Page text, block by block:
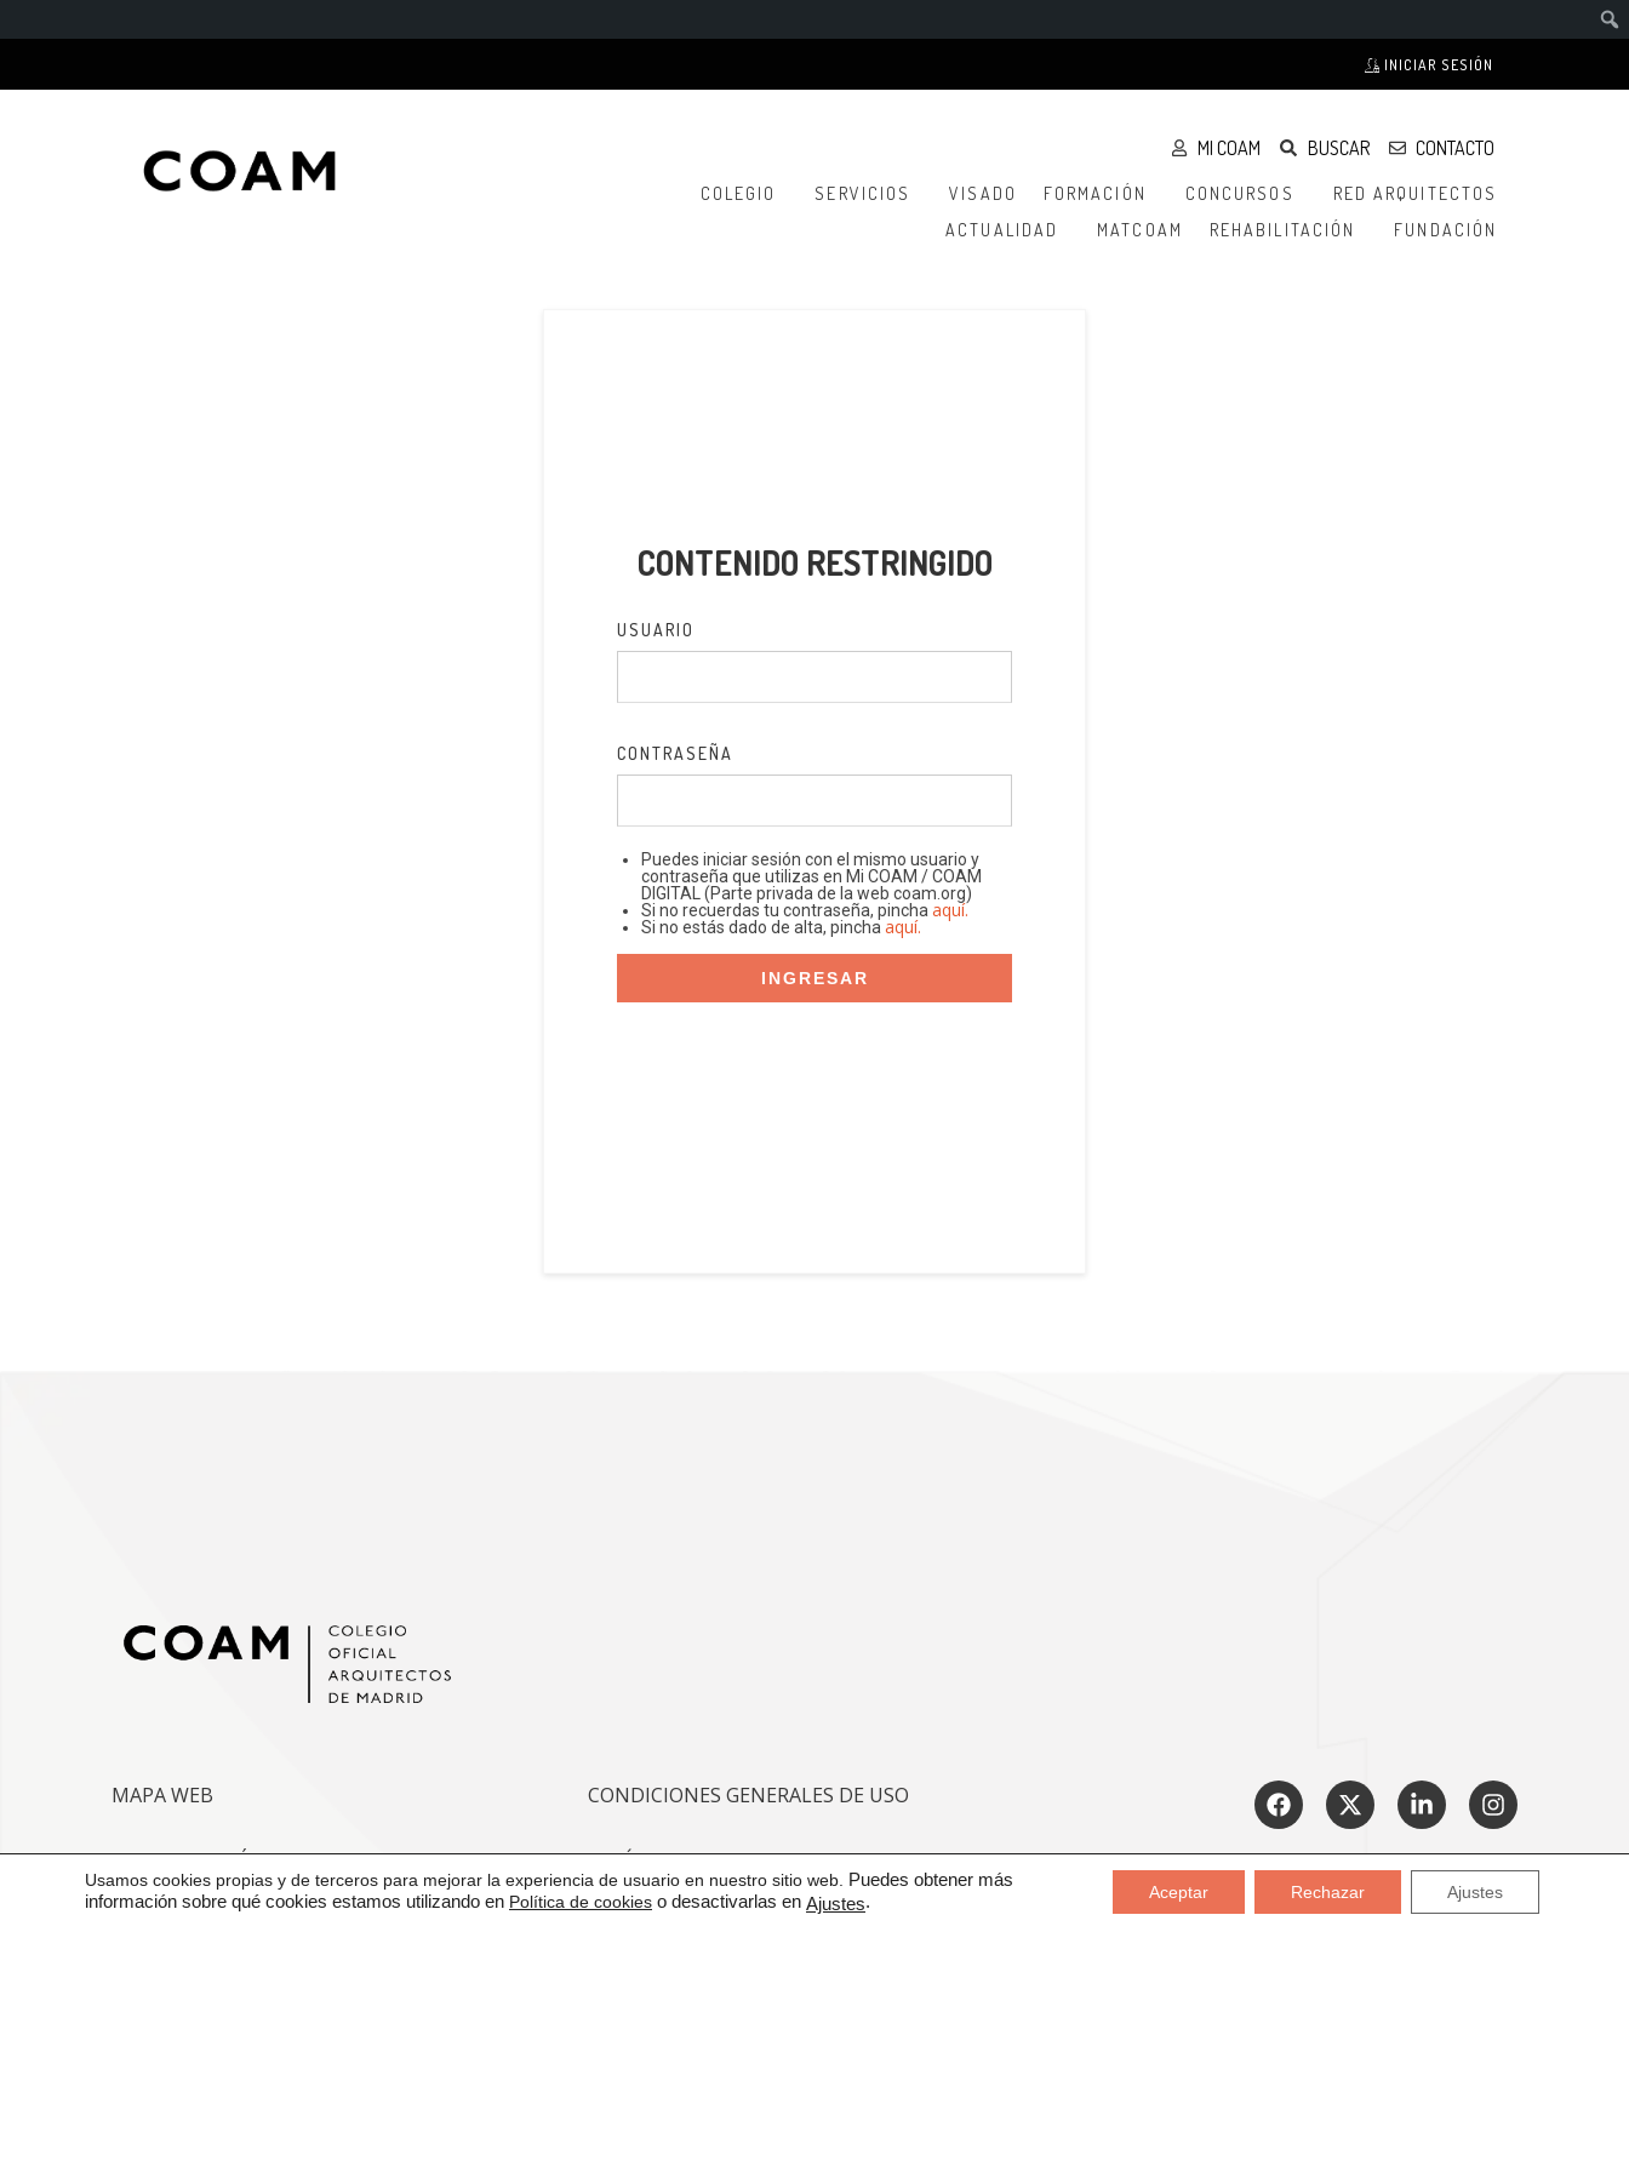
INICIAR SESIÓN
MI COAM BUSCAR CONTACTO
COLEGIO SERVICIOS VISADO FORMACIÓN CONCURSOS
RED ARQUITECTOS
ACTUALIDAD
MATCOAM REHABILITACIÓN FUNDACIÓN
CONTENIDO RESTRINGIDO
USUARIO
CONTRASEÑA
Puedes iniciar sesión con el mismo usuario y
contraseña que utilizas en Mi COAM / COAM
DIGITAL (Parte privada de la web coam.org)
Si no recuerdas tu contraseña, pincha aquí.
Si no estás dado de alta, pincha aquí.
MAPA WEB
VENTANILLA ÚNICA
CONDICIONES GENERALES DE USO
POLÍTICA DE CALIDAD CERTIFICADOS:
Usamos cookies propias y de terceros para mejorar la experiencia de usuario en nuestro sitio web. Puedes obtener más
información sobre qué cookies estamos utilizando en Política de cookies o desactivarlas en Ajustes.
Aceptar Rechazar Ajustes